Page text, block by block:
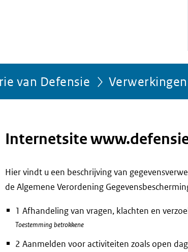
van Defensie Verwerkingen
Internetsite
Hier vindt u een beschrijving van
de Algemene Verordening
1 Afhandeling van vragen, klachten en
Toestemming betrokkene
2 Aanmelden voor activiteiten zoals open